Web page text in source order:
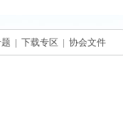
|下载专区 |协会文件